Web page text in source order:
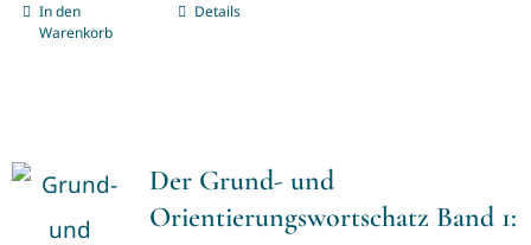
In den
Warenkorb
Details
Der Grund- und
Orientierungswortschatz Band 1: